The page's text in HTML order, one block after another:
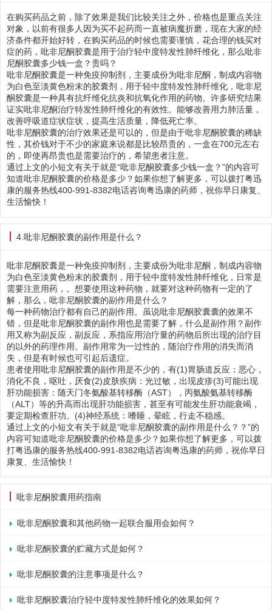
在购买药品之前，除了效果是我们比较关注之外，价格也是重点关注
对象，以前有很多人因为买不起药而一直被病魔折磨，现在大家的经
济条件都开始好转，在购买药品的时候也需要谨慎，花合理的钱买对
症的药，吡非尼酮胶囊是用于治疗轻中度特发性肺纤维化，那么吡非
尼酮胶囊多少钱一盒？贵吗？
吡非尼酮胶囊是一种免疫抑制剂，主要成份为吡非尼酮，制成内容物
为白色至淡黄色粉末的胶囊剂，用于轻中度特发性肺纤维化，吡非尼
酮胶囊是一种具有抗纤维化抗炎和抗氧化作用的药物。许多研究结果
证实吡非尼酮治疗特发性肺纤维化的有效性。能够改善用力肺活量，
改善呼吸道症状症状，提高生活质量，降低死亡率。
吡非尼酮胶囊的治疗效果还是可以的，但是由于吡非尼酮胶囊的稀缺
性，其价钱对于不少的家庭来说都是比较昂贵的，一盒在700元左右
的，即使再昂贵也是需要治疗的，希望患者注意。
通过上文的小短文有关于就是“吡非尼酮胶囊多少钱一盒？”的内容可
知道吡非尼酮胶囊的价格是多少？如果你想了解更多，可以拨打粤迅
康的服务热线400-991-8382电话咨询粤迅康的药师，祝你早日康复、
生活愉快！
4.吡非尼酮胶囊的副作用是什么？
吡非尼酮胶囊是一种免疫抑制剂，主要成份为吡非尼酮，制成内容物
为白色至淡黄色粉末的胶囊剂，用于轻中度特发性肺纤维化，日常是
需要注意用药，。想要使用这种药物，就要对这种药物有一定的了
解，那么，吡非尼酮胶囊的副作用是什么？
每一种药物治疗都有自己的副作用。虽说吡非尼酮胶囊囊的效果不
错，但是吡非尼酮胶囊的副作用也是需要了解，什么是副作用？副作
用又称为副反应，副反应，系指应用治疗量的药物后所出现的治疗目
的以外的药理作用。副作用常为一过性的，随治疗作用的消失而消
失，但是有时候也可引起后遗症。
患者使用吡非尼酮胶囊的副作用是不少的，有(1)胃肠道反应：恶心，
消化不良，呕吐，厌食(2)皮肤疾病：光过敏，出现皮疹(3)可能出现
肝功能损害：随天门冬氨酸基转移酶（AST），丙氨酸氨基转移酶
（ALT）等的升高而出现肝功能损害，甚至有可能发生肝功能衰竭，
要定期检查肝功。(4)神经系统：嗜睡，晕眩，行走不稳感。
通过上文的小短文有关于就是“吡非尼酮胶囊的副作用是什么？？”的
内容可知道吡非尼酮胶囊的价格是多少？如果你想了解更多，可以拨
打粤迅康的服务热线400-991-8382电话咨询粤迅康的药师，祝你早日
康复、生活愉快！
吡非尼酮胶囊用药指南
吡非尼酮胶囊和其他药物一起联合服用会如何？
吡非尼酮胶囊的贮藏方式是如何？
吡非尼酮胶囊的注意事项是什么？
吡非尼酮胶囊治疗轻中度特发性肺纤维化的效果如何？